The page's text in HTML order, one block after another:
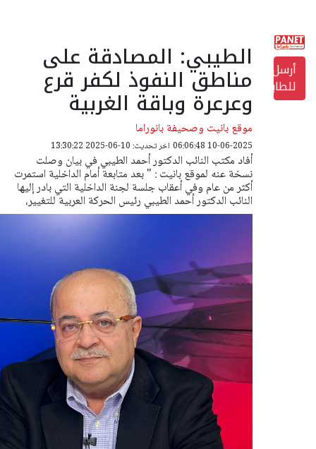
أرسل
للطابعة
الطيبي: المصادقة على
مناطق النفوذ لكفر قرع
وعرعرة وباقة الغربية
موقع بانيت وصحيفة بانوراما
10-06-2025 06:06:48 اخر تحديث: 10-06-2025 13:30:22
أفاد مكتب النائب الدكتور أحمد الطيبي في بيان وصلت
نسخة عنه لموقع بانيت : " بعد متابعة أمام الداخلية استمرت
أكثر من عام وفي أعقاب جلسة لجنة الداخلية التي بادر إليها
النائب الدكتور أحمد الطيبي رئيس الحركة العربية للتغيير،